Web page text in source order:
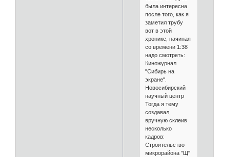
была интересна
после того, как я
заметил трубу
вот в этой
хронике, начиная
со времени 1:38
надо смотреть:
Киножурнал
"Сибирь на
экране".
Новосибирский
научный центр
Тогда я тему
создавал,
вручную склеив
несколько
кадров:
Строительство
микрорайона "Щ"